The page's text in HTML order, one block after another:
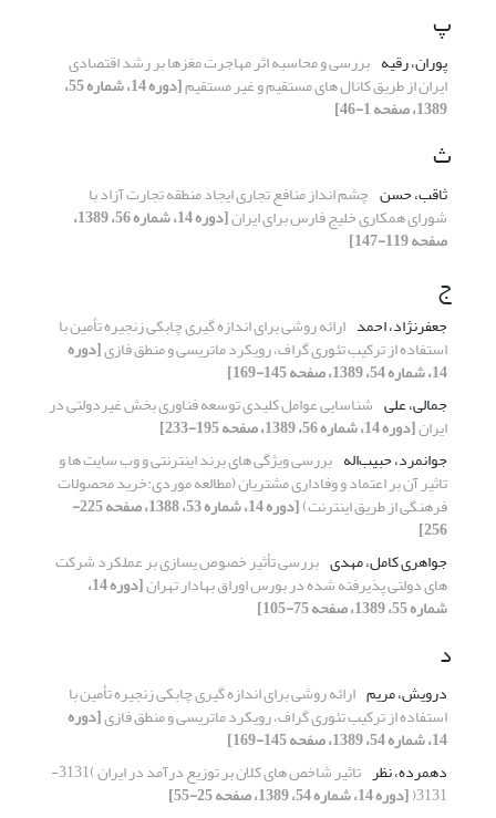
پ
پوران، رقیه بررسی و محاسبه اثر مهاجرت مغزها بر رشد اقتصادی
ایران از طریق کانال های مستقیم و غیر مستقیم [دوره 14، شماره 55،
1389، صفحه 1-46]
ث
ثاقب، حسن چشم انداز منافع تجاری ایجاد منطقه تجارت آزاد با
شورای همکاری خلیج فارس برای ایران [دوره 14، شماره 56، 1389،
صفحه 119-147]
ج
جعفرنژاد، احمد ارائه روشی برای اندازه گیری چابکی زنجیره تأمین با
استفاده از ترکیب تئوری گراف، رویکرد ماتریسی و منطق فازی[دوره
14، شماره 54، 1389، صفحه 145-169]
جمالی، علی شناسایی عوامل کلیدی توسعه فناوری بخش غیردولتی در
ایران[دوره 14، شماره 56، 1389، صفحه 195-233]
جوانمرد، حبیب‌اله بررسی ویژگی های برند اینترنتی و وب سایت ها و
تاثیر آن بر اعتماد و وفاداری مشتریان (مطالعه موردی:خرید محصولات
فرهنگی از طریق اینترنت) [دوره 14، شماره 53، 1388، صفحه 225-
256]
جواهری کامل، مهدی بررسی تأثیر خصوص یسازی بر عملکرد شرکت
های دولتی پذیرفته شده در بورس اوراق بهادار تهران [دوره 14،
شماره 55، 1389، صفحه 75-105]
د
درویش، مریم ارائه روشی برای اندازه گیری چابکی زنجیره تأمین با
استفاده از ترکیب تئوری گراف، رویکرد ماتریسی و منطق فازی[دوره
14، شماره 54، 1389، صفحه 145-169]
دهمرده، نظر
تاثیر شاخص های کلان بر توزیع درآمد در ایران )3131-
3131( [دوره 14، شماره 54، 1389، صفحه 25-55]